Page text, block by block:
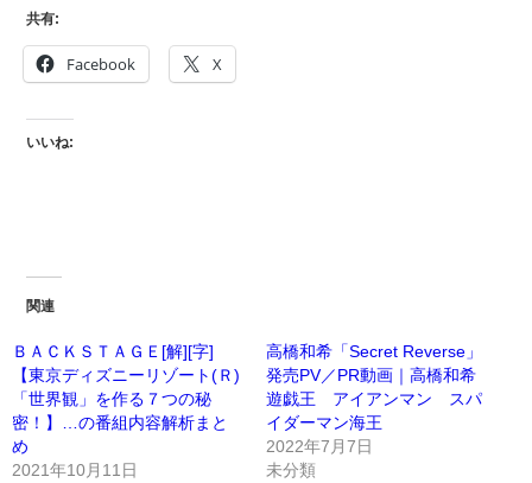
共有:
Facebook X
いいね:
関連
ＢＡＣＫＳＴＡＧＥ[解][字]
【東京ディズニーリゾート(Ｒ)
「世界観」を作る７つの秘
密！】…の番組内容解析まと
め
2021年10月11日
高橋和希「Secret Reverse」
発売PV／PR動画｜高橋和希
遊戯王 アイアンマン スパ
イダーマン海王
2022年7月7日
未分類